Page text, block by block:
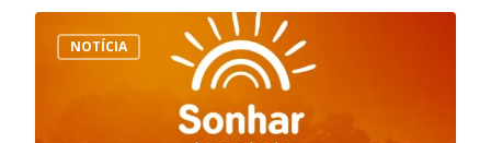
NOTÍCIA